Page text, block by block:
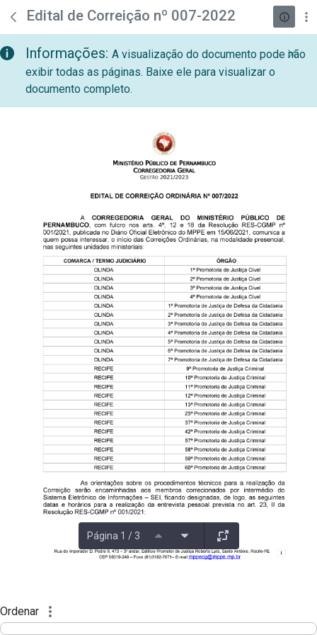
Pular para o Conteúdo principal
teste descricao
Edital de Correição nº 007-2022
Informações: A visualização do documento pode não
exibir todas as páginas. Baixe ele para visualizar o
documento completo.
Página 1 / 3
Ordenar